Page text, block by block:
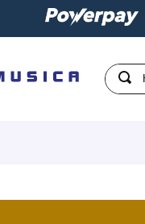
Paga con
Hola,